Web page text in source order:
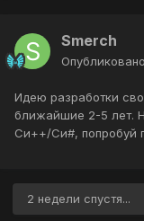
Smerch
Идею разработки
ближайшие 2-5 лет.
Си++/Си#, попробуй
2 недели спустя...